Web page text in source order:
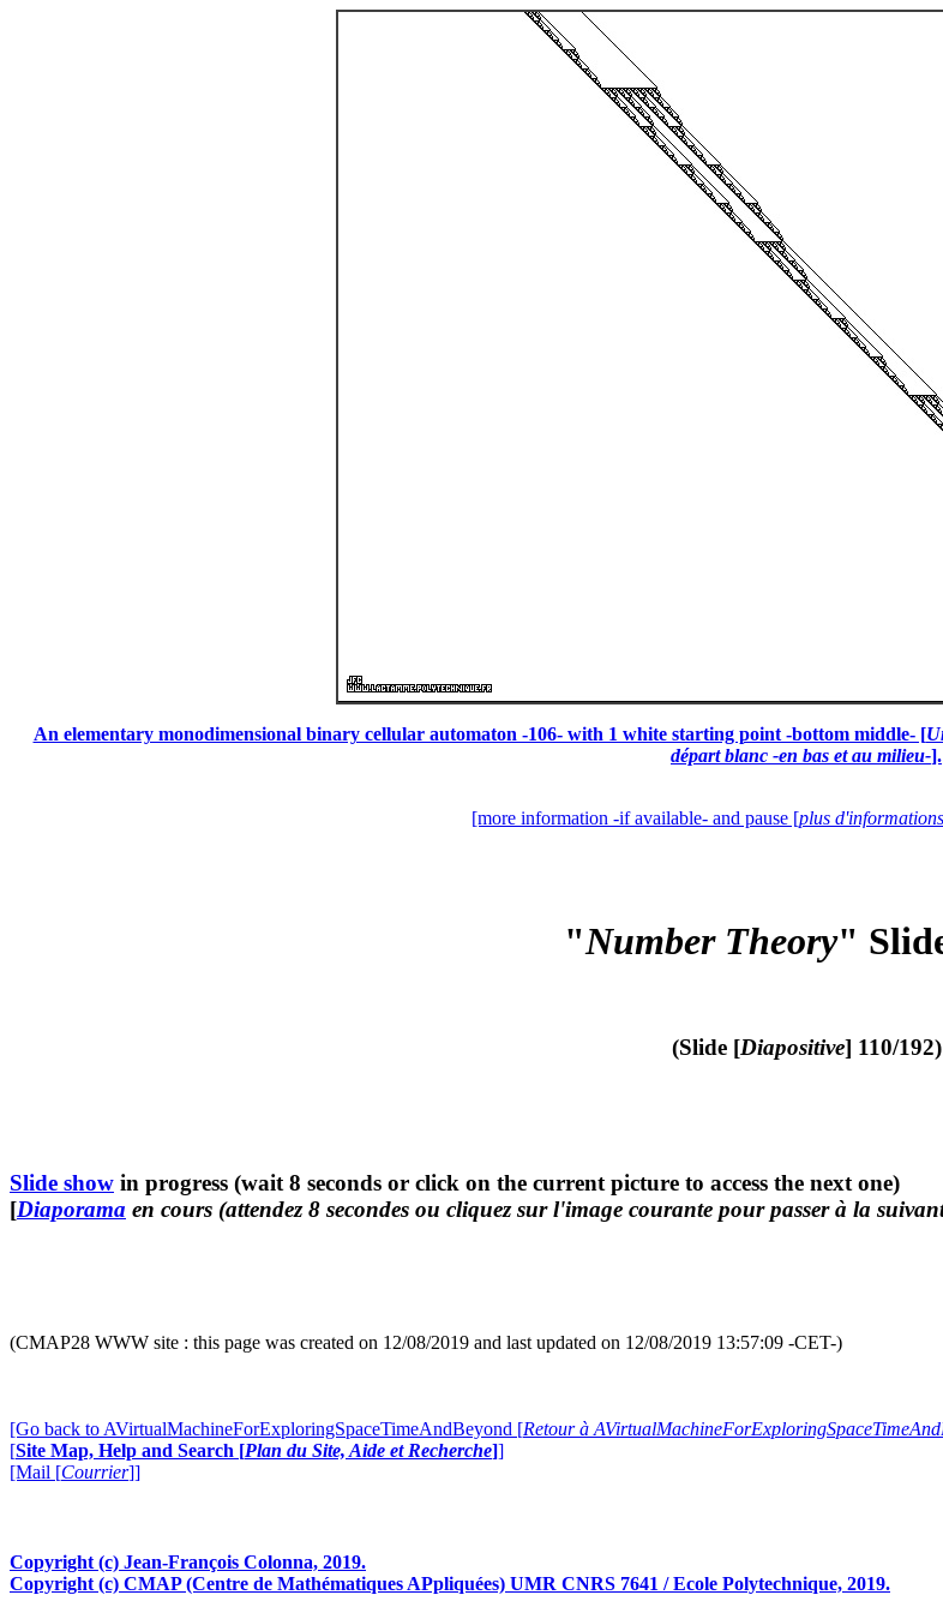
An elementary monodimensional binary cellular automaton -106- with 1 white starting point -bottom middle- [
départ blanc -en bas et au milieu-].
[more information -if available- and pause [plus
"Number Theory"
(Slide [Diapositive] 110/192)
Slide show in progress (wait 8 seconds or click on the current picture to access the next one)
[Diaporama en cours (attendez 8 secondes ou cliquez sur l'image courante pour passer à la
(CMAP28 WWW site : this page was created on 12/08/2019 and last updated on 12/08/2019 13:57:09 -CET-)
[Go back to AVirtualMachineForExploringSpaceTimeAndBeyond [Retour à
[Site Map, Help and Search [Plan du Site, Aide et Recherche]]
[Mail [Courrier]]
Copyright (c) Jean-François Colonna, 2019.
Copyright (c) CMAP (Centre de Mathématiques APpliquées) UMR CNRS 7641 / Ecole Polytechnique, 2019.